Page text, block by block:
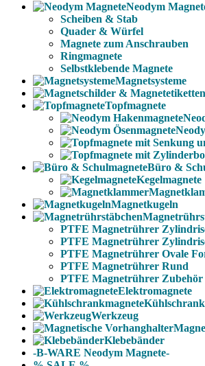
Neodym
Scheiben & Stab
Quader & Würfel
Magnete zum Anschrauben
Ringmagnete
Selbstklebende Magnete
Magnetsysteme
Topfmagnete
Büro &
Kegelmagnete
Magnetkugeln
PTFE Magnetrührer
PTFE Magnetrührer
PTFE Magnetrührer Ovale
PTFE Magnetrührer Rund
PTFE Magnetrührer Zubehör
Elektromagnete
Werkzeug
Klebebänder
-B-WARE Neodym Magnete-